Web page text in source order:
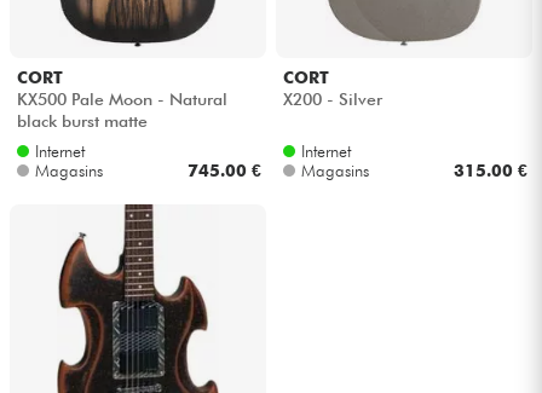
Eveil Musical
Câbles & Access.
Packs
CORT
KX500 Pale Moon - Natural
black burst matte
Internet
Magasins
745.00 €
CORT
X200 - Silver
Internet
Magasins
315.00 €